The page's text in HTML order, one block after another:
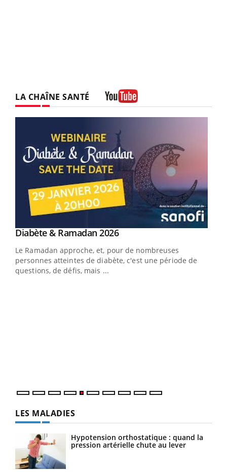
LA CHAÎNE SANTÉ
Youtube
Diabète & Ramadan 2026Youtube
Le Ramadan approche, et, pour de nombreuses
personnes atteintes de diabète, c'est une période de
questions, de défis, mais ...
LES MALADIES
Hypotension orthostatique : quand la
pression artérielle chute au lever